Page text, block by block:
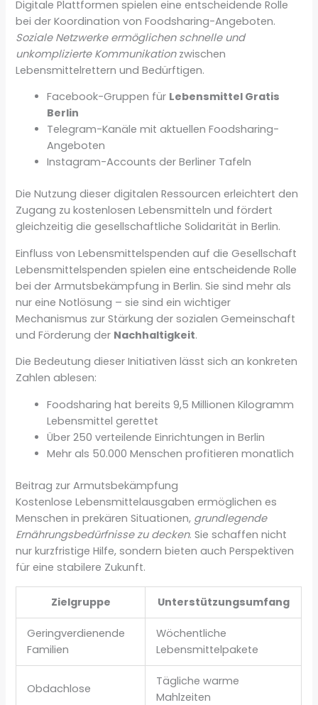
Digitale Plattformen spielen eine entscheidende Rolle
bei der Koordination von Foodsharing-Angeboten.
Soziale Netzwerke ermöglichen schnelle und
unkomplizierte Kommunikationzwischen
Lebensmittelrettern und Bedürftigen.
Facebook-Gruppen für Lebensmittel Gratis
Berlin
Telegram-Kanäle mit aktuellen Foodsharing-
Angeboten
Instagram-Accounts der Berliner Tafeln
Die Nutzung dieser digitalen Ressourcen erleichtert den
Zugang zu kostenlosen Lebensmitteln und fördert
gleichzeitig die gesellschaftliche Solidarität in Berlin.
Einfluss von Lebensmittelspenden auf die Gesellschaft
Lebensmittelspenden spielen eine entscheidende Rolle
bei der Armutsbekämpfung in Berlin. Sie sind mehr als
nur eine Notlösung – sie sind ein wichtiger
Mechanismus zur Stärkung der sozialen Gemeinschaft
und Förderung der Nachhaltigkeit.
Die Bedeutung dieser Initiativen lässt sich an konkreten
Zahlen ablesen:
Foodsharing hat bereits 9,5 Millionen Kilogramm
Lebensmittel gerettet
Über 250 verteilende Einrichtungen in Berlin
Mehr als 50.000 Menschen profitieren monatlich
Beitrag zur Armutsbekämpfung
Kostenlose Lebensmittelausgaben ermöglichen es
Menschen in prekären Situationen, grundlegende
Ernährungsbedürfnisse zu decken. Sie schaffen nicht
nur kurzfristige Hilfe, sondern bieten auch Perspektiven
für eine stabilere Zukunft.
Zielgruppe Unterstützungsumfang
Geringverdienende
Familien
Wöchentliche
Lebensmittelpakete
Obdachlose
Tägliche warme
Mahlzeiten